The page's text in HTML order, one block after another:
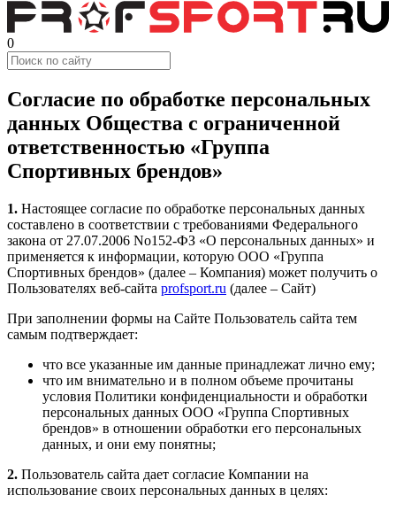
0
Согласие по обработке персональных
данных Общества с ограниченной
ответственностью «Группа
Спортивных брендов»
1. Настоящее согласие по обработке персональных данных
составлено в соответствии с требованиями Федерального
закона от 27.07.2006 No152-ФЗ «О персональных данных» и
применяется к информации, которую ООО «Группа
Спортивных брендов» (далее – Компания) может получить о
Пользователях веб-сайта profsport.ru (далее – Сайт)
При заполнении формы на Сайте Пользователь сайта тем
самым подтверждает:
что все указанные им данные принадлежат лично ему;
что им внимательно и в полном объеме прочитаны
условия Политики конфиденциальности и обработки
персональных данных ООО «Группа Спортивных
брендов» в отношении обработки его персональных
данных, и они ему понятны;
2. Пользователь сайта дает согласие Компании на
использование своих персональных данных в целях: